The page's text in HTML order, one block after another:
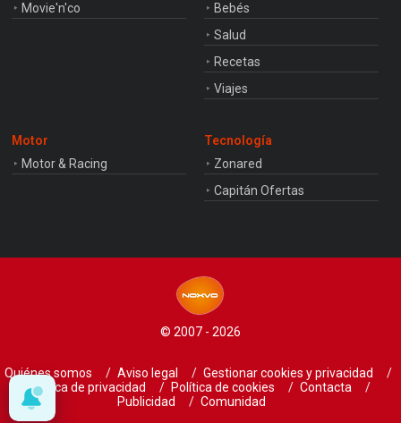
Movie'n'co
Bebés
Salud
Recetas
Viajes
Motor
Motor & Racing
Tecnología
Zonared
Capitán Ofertas
© 2007 - 2026
Quiénes somos Aviso legal
Gestionar cookies y privacidad
Política de privacidad
Política de cookies
Contacta
Publicidad
Comunidad